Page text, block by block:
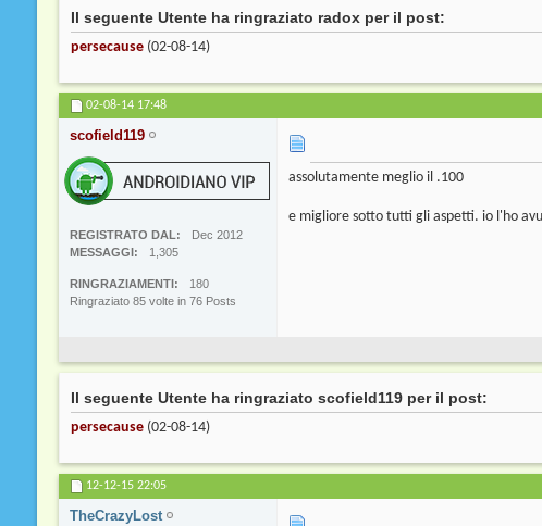
Il seguente Utente ha ringraziato radox per il post:
persecause(02-08-14)
02-08-14 17:48
scofield119
REGISTRATO DAL
Dec 2012
MESSAGGI
1,305
RINGRAZIAMENTI
180
Ringraziato 85 volte in 76 Posts
assolutamente meglio il .100
e migliore sotto tutti gli aspetti. io l'ho
Il seguente Utente ha ringraziato scofield119 per il post:
persecause(02-08-14)
12-12-15 22:05
TheCrazyLost